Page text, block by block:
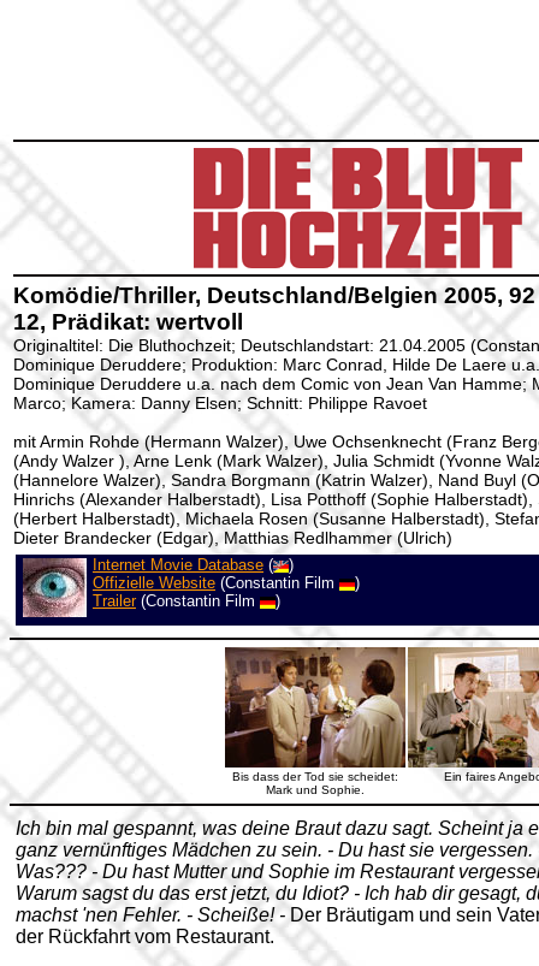
Komödie/Thriller, Deutschland/Belgien 2005,
12, Prädikat: wertvoll
Originaltitel: Die Bluthochzeit; Deutschlandstart: 21.04.2005
Dominique Deruddere; Produktion: Marc Conrad, Hilde De Laere
Dominique Deruddere u.a. nach dem Comic von Jean Van Hamme;
Marco; Kamera: Danny Elsen; Schnitt: Philippe Ravoet
mit Armin Rohde (Hermann Walzer), Uwe Ochsenknecht (Franz
(Andy Walzer ), Arne Lenk (Mark Walzer), Julia Schmidt (Yvonne
(Hannelore Walzer), Sandra Borgmann (Katrin Walzer), Nand Buyl
Hinrichs (Alexander Halberstadt), Lisa Potthoff (Sophie Halberstadt),
(Herbert Halberstadt), Michaela Rosen (Susanne Halberstadt),
Dieter Brandecker (Edgar), Matthias Redlhammer (Ulrich)
Internet Movie Database (
)
Offizielle Website (Constantin Film
)
Trailer(Constantin Film )
Bis dass der Tod sie scheidet:
Mark und Sophie.
Ein faires
Ich bin mal gespannt, was deine Braut dazu sagt. Scheint ja
ganz vernünftiges Mädchen zu sein. - Du hast sie vergessen.
Was??? - Du hast Mutter und Sophie im Restaurant
Warum sagst du das erst jetzt, du Idiot? - Ich hab dir gesagt,
machst 'nen Fehler. - Scheiße! - Der Bräutigam und sein
der Rückfahrt vom Restaurant.